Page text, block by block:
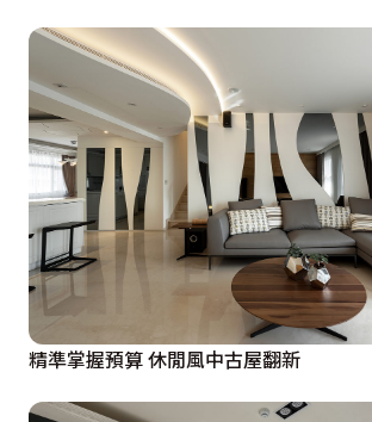
精準掌握預算 休閒風中古屋翻新